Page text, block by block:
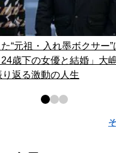
“元祖・入れ墨ボクサー
24歳下の女優と結婚」大
り返る激動の人生